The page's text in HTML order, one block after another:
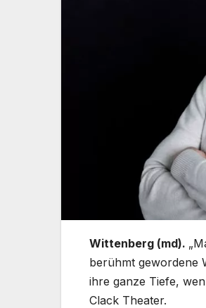
Wittenberg (md).
berühmt gewordene
ihre ganze Tiefe,
Clack Theater.